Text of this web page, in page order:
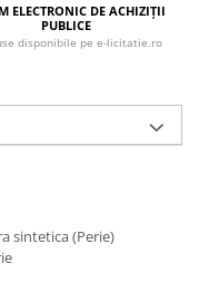
ELECTRONIC DE ACHIZIȚII
PUBLICE
disponibile pe e-licitatie.ro
sintetica (Perie)